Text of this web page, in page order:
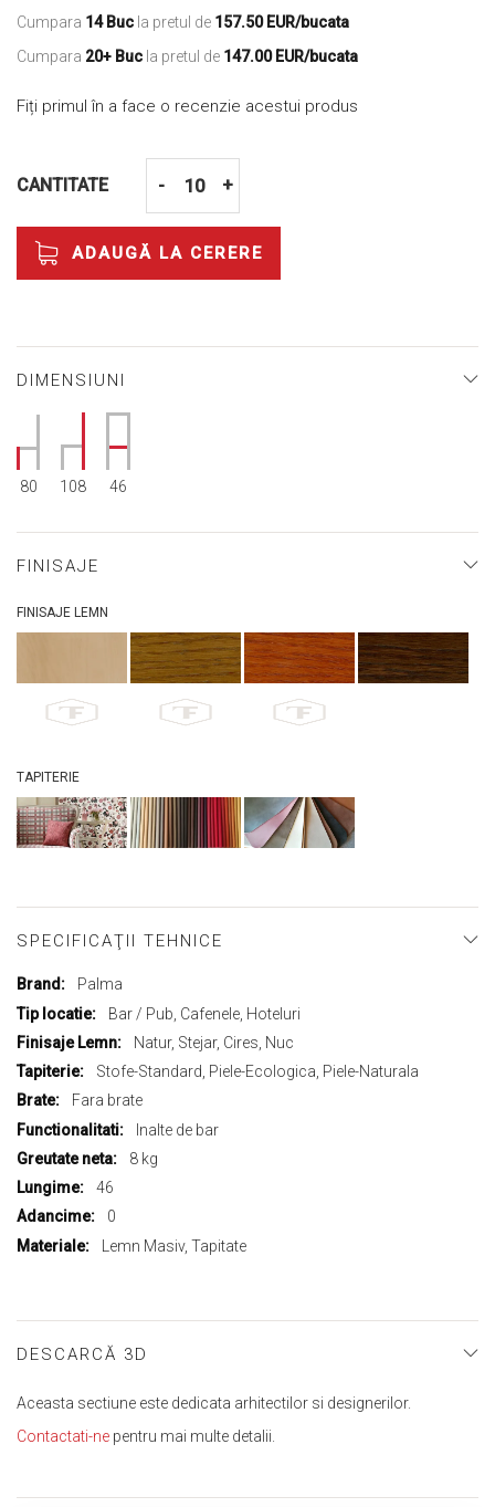
Cumpara 14 Buc la pretul de 157.50 EUR/bucata
Cumpara 20+ Buc la pretul de 147.00 EUR/bucata
Fiți primul în a face o recenzie acestui produs
CANTITATE - +
ADAUGĂ LA CERERE
DIMENSIUNI
80 108 46
FINISAJE
FINISAJE LEMN
TAPITERIE
SPECIFICAŢII TEHNICE
Mai
multe
Palma
Bar / Pub, Cafenele, Hoteluri
Natur, Stejar, Cires, Nuc
Stofe-Standard, Piele-Ecologica, Piele-Naturala
Fara brate
Inalte de bar
8 kg
46
0
Lemn Masiv, Tapitate
DESCARCĂ 3D
Aceasta sectiune este dedicata arhitectilor si designerilor.
Contactati-ne pentru mai multe detalii.